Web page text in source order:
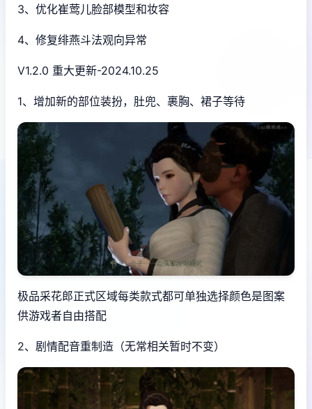
3、优化崔莺儿脸部模型和妆容
4、修复绯燕斗法观向异常
V1.2.0 重大更新-2024.10.25
1、增加新的部位装扮，肚兜、裹胸、裙子等待
极品采花郎正式区域每类款式都可单独选择颜色是图案
供游戏者自由搭配
2、剧情配音重制造（无常相关暂时不变）